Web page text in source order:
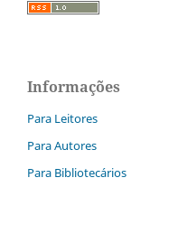
Informações
Para Leitores
Para Autores
Para Bibliotecários